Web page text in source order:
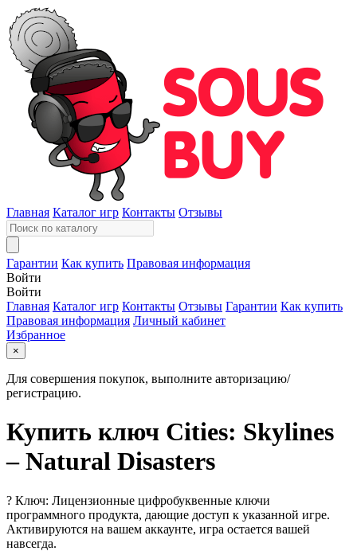
Главная Каталог игр Контакты Отзывы
Гарантии Как купить Правовая информация
Войти
Войти
Главная Каталог игр Контакты Отзывы Гарантии Как купить
Правовая информация Личный кабинет
Избранное
×
Для совершения покупок, выполните авторизацию/
регистрацию.
Купить ключ Cities: Skylines
– Natural Disasters
? Ключ: Лицензионные цифробуквенные ключи
программного продукта, дающие доступ к указанной игре.
Активируются на вашем аккаунте, игра остается вашей
навсегда.